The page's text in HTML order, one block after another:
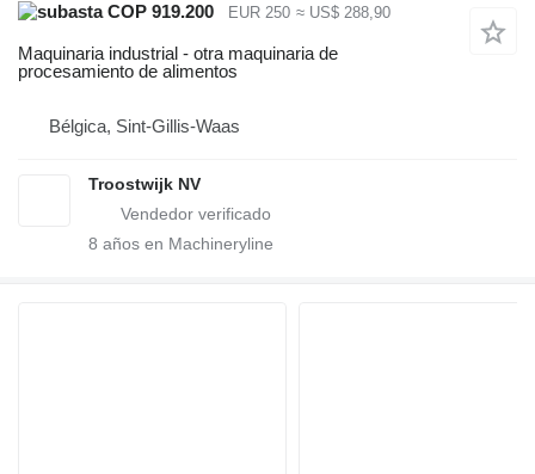
COP 919.200
EUR 250 ≈ US$ 288,90
Maquinaria industrial - otra maquinaria de
procesamiento de alimentos
Bélgica, Sint-Gillis-Waas
Troostwijk NV
8 años en Machineryline